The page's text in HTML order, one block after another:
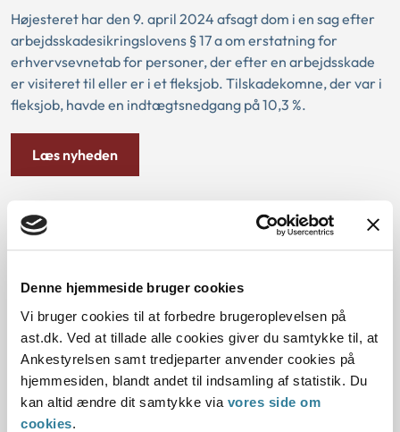
Denne hjemmeside bruger cookies
Vi bruger cookies til at forbedre brugeroplevelsen på
ast.dk. Ved at tillade alle cookies giver du samtykke til, at
Ankestyrelsen samt tredjeparter anvender cookies på
hjemmesiden, blandt andet til indsamling af statistik. Du
kan altid ændre dit samtykke via vores side om
cookies.
Højesteret har den 9. april 2024 afsagt dom i en sag efter
arbejdsskadesikringslovens § 17 a om erstatning for
erhvervsevnetab for personer, der efter en arbejdsskade
er visiteret til eller er i et fleksjob. Tilskadekomne, der var i
fleksjob, havde en indtægtsnedgang på 10,3 %.
Læs nyheden
Sammenhæng mellem e-læring og
Ankestyrelsens strategi
I det tidligere nummer af Nyt fra Ankestyrelsen (2/2024)
beskrev vi, hvordan vores e-læringstilbud skal understøtte
kvaliteten i kommunernes sagsbehandling. I denne artikel
går vi tættere på tiltaget og beskriver, hvordan e-
læringstilbud produceres som en del af styrelsens
strategiske mål om åbenhed og videndeling, og hvordan du
kan være med til at bidrage til Ankestyrelsens e-læring.